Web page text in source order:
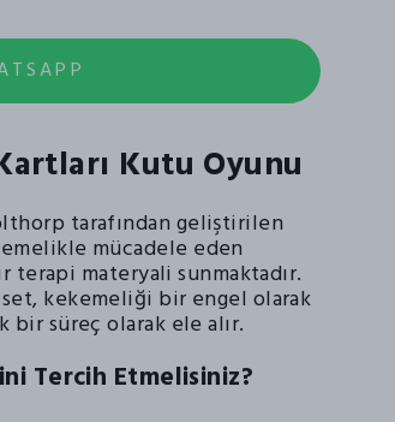
Kutu Oyunu
tarafından geliştirilen
mücadele eden
materyali sunmaktadır.
kekemeliği bir engel olarak
süreç olarak ele alır.
Tercih Etmelisiniz?